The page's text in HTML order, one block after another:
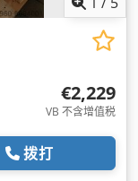
€2,229
VB 不含增值税
拨打